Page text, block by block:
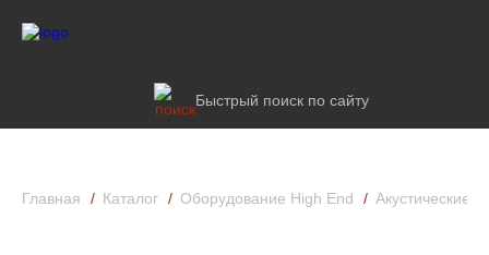
Быстрый поиск по сайту
Главная Каталог Оборудование High End Акустические